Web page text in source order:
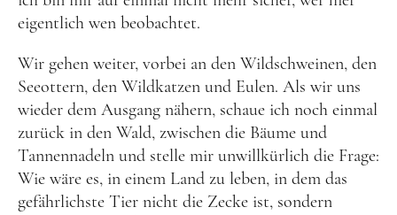
eigentlich wen beobachtet.
Wir gehen weiter, vorbei an den Wildschweinen, den
Seeottern, den Wildkatzen und Eulen. Als wir uns
wieder dem Ausgang nähern, schaue ich noch einmal
zurück in den Wald, zwischen die Bäume und
Tannennadeln und stelle mir unwillkürlich die Frage:
Wie wäre es, in einem Land zu leben, in dem das
gefährlichste Tier nicht die Zecke ist, sondern